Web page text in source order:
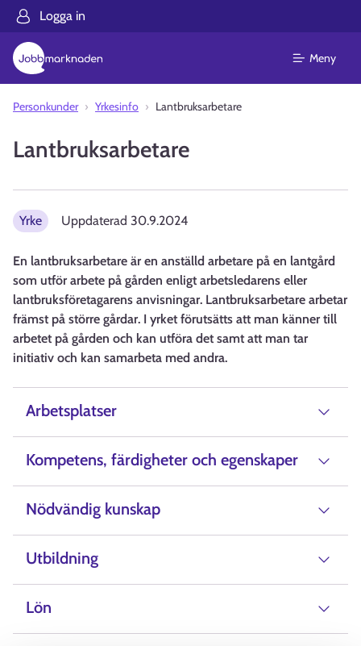
Logga in
Meny
Personkunder Yrkesinfo Lantbruksarbetare
Lantbruksarbetare
Yrke Uppdaterad 30.9.2024
En lantbruksarbetare är en anställd arbetare på en lantgård
som utför arbete på gården enligt arbetsledarens eller
lantbruksföretagarens anvisningar. Lantbruksarbetare arbetar
främst på större gårdar. I yrket förutsätts att man känner till
arbetet på gården och kan utföra det samt att man tar
initiativ och kan samarbeta med andra.
Arbetsplatser
Kompetens, färdigheter och egenskaper
Nödvändig kunskap
Utbildning
Lön